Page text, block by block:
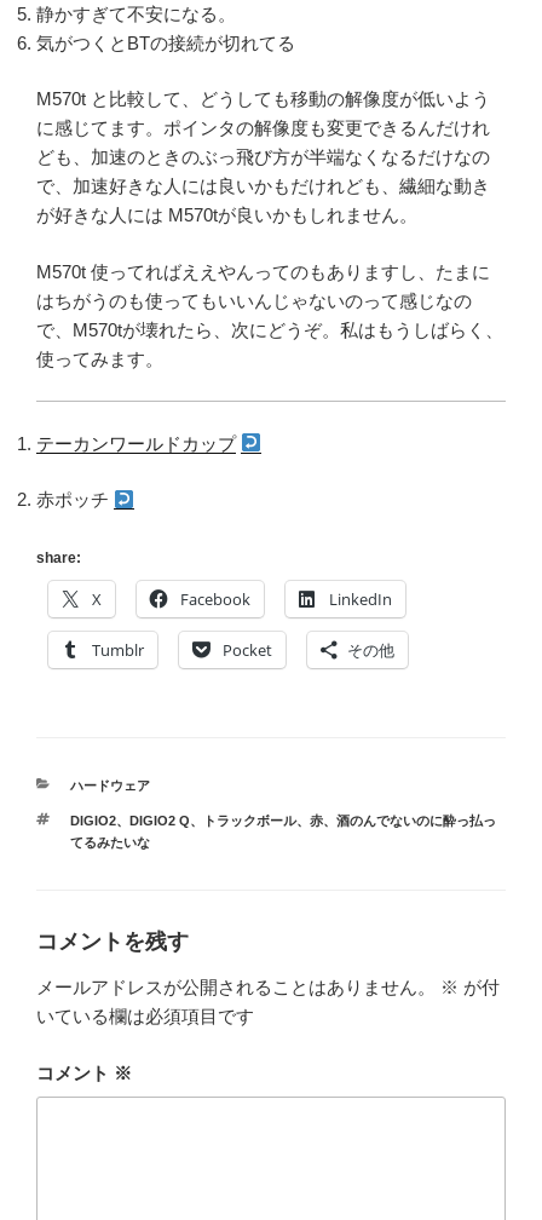
静かすぎて不安になる。
気がつくとBTの接続が切れてる
M570t と比較して、どうしても移動の解像度が低いよう
に感じてます。ポインタの解像度も変更できるんだけれ
ども、加速のときのぶっ飛び方が半端なくなるだけなの
で、加速好きな人には良いかもだけれども、繊細な動き
が好きな人には M570tが良いかもしれません。
M570t 使ってればええやんってのもありますし、たまに
はちがうのも使ってもいいんじゃないのって感じなの
で、M570tが壊れたら、次にどうぞ。私はもうしばらく、
使ってみます。
テーカンワールドカップ
赤ポッチ
share:
X Facebook LinkedIn
Tumblr Pocket その他
カ
ゴ
リ
ハードウェア
タ
グ
DIGIO2、 DIGIO2 Q、 トラックボール、 赤、 酒のんでないのに酔っ払っ
てるみたいな
コメントを残す
メールアドレスが公開されることはありません。 ※ が付
いている欄は必須項目です
コメント ※